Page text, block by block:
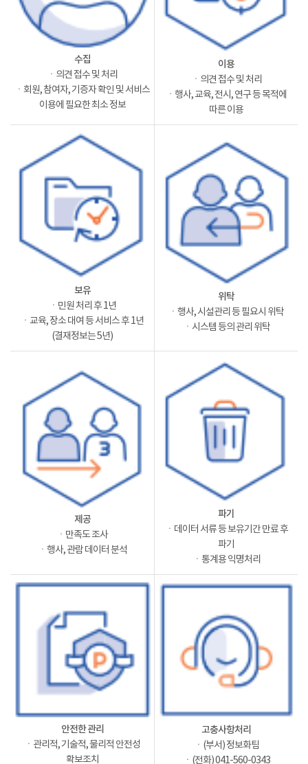
수집
ㆍ의견 접수 및 처리
ㆍ회원, 참여자, 기증자 확인 및 서비스
이용에 필요한 최소 정보
이용
ㆍ의견 접수 및 처리
ㆍ행사, 교육, 전시, 연구 등 목적에
따른 이용
보유
ㆍ민원 처리 후 1년
ㆍ교육, 장소 대여 등 서비스 후 1년
(결재정보는 5년)
위탁
ㆍ행사, 시설관리 등 필요시 위탁
ㆍ시스템 등의 관리 위탁
제공
ㆍ만족도 조사
ㆍ행사, 관람 데이터 분석
파기
ㆍ데이터 서류 등 보유기간 만료 후
파기
ㆍ통계용 익명처리
안전한 관리
ㆍ관리적, 기술적, 물리적 안전성
확보조치
고충사항처리
ㆍ(부서) 정보화팀
ㆍ(전화) 041-560-0343